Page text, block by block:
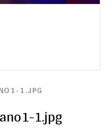
1.jpg
1.JPG